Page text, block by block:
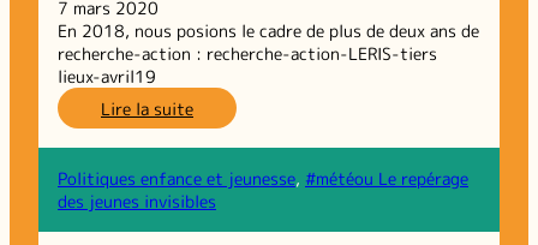
7 mars 2020
En 2018, nous posions le cadre de plus de deux ans de
recherche-action : recherche-action-LERIS-tiers
lieux-avril19
Lire la suite:
Dossier
scientifique
initial
de
Politiques enfance et jeunesse, #météou Le repérage
des jeunes invisibles